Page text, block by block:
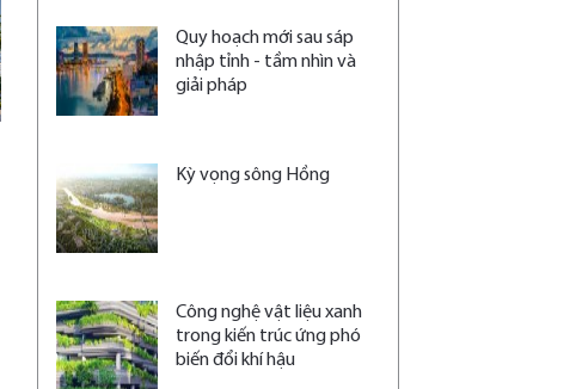
Quy hoạch mới sau sáp
nhập tỉnh - tầm nhìn và
giải pháp
Kỳ vọng sông Hồng
Công nghệ vật liệu xanh
trong kiến trúc ứng phó
biến đổi khí hậu